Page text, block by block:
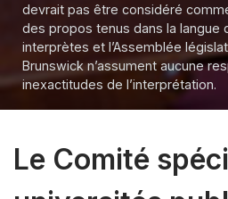
devrait pas être considéré
des propos tenus dans la langue
interprètes et l’Assemblée
Brunswick n’assument aucune
inexactitudes de l’interprétation.
Le Comité